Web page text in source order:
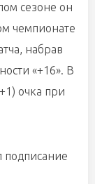
сезоне он
чемпионате
набрав
«+16». В
очка при